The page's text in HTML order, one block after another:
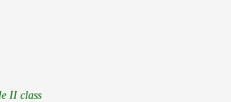
II class